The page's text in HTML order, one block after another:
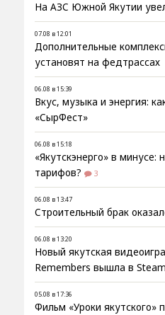
На АЗС Южной Якутии
07.08 в 12:01
Дополнительные
установят на федтрассах
06.08 в 15:39
Вкус, музыка и энергия:
«СырФест»
06.08 в 15:18
«Якутскэнерго» в
тарифов?
3
06.08 в 13:47
Строительный брак
06.08 в 13:20
Новый якутская
Remembers вышла в Steam
05.08 в 17:36
Фильм «Уроки якутского»